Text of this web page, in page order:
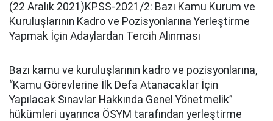
(22 Aralık 2021)KPSS-2021/2: Bazı Kamu Kurum ve
Kuruluşlarının Kadro ve Pozisyonlarına Yerleştirme
Yapmak İçin Adaylardan Tercih Alınması
Bazı kamu ve kuruluşlarının kadro ve pozisyonlarına,
“Kamu Görevlerine İlk Defa Atanacaklar İçin
Yapılacak Sınavlar Hakkında Genel Yönetmelik”
hükümleri uyarınca ÖSYM tarafından yerleştirme